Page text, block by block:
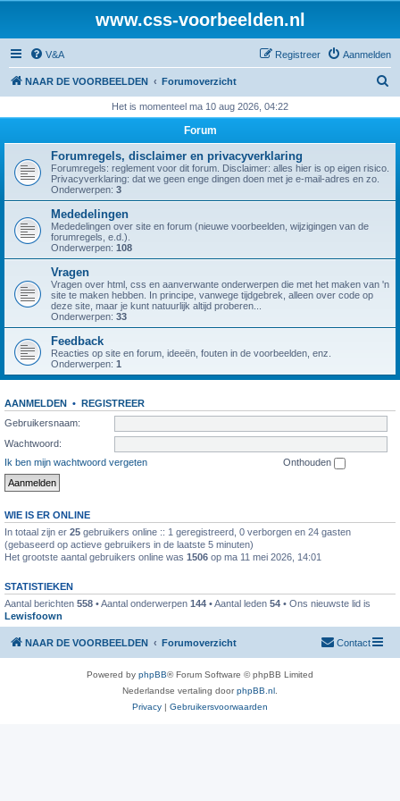
www.css-voorbeelden.nl
V&A Aanmelden
Registreer
NAAR DE VOORBEELDEN Forumoverzicht
k
Het is momenteel ma 10 aug 2026, 04:22
Forum
Forumregels, disclaimer en privacyverklaring
Forumregels: reglement voor dit forum. Disclaimer: alles hier is op eigen risico.
Privacyverklaring: dat we geen enge dingen doen met je e-mail-adres en zo.
Onderwerpen: 3
Mededelingen
Mededelingen over site en forum (nieuwe voorbeelden, wijzigingen van de
forumregels, e.d.).
Onderwerpen: 108
Vragen
Vragen over html, css en aanverwante onderwerpen die met het maken van 'n
site te maken hebben. In principe, vanwege tijdgebrek, alleen over code op
deze site, maar je kunt natuurlijk altijd proberen...
Onderwerpen: 33
Feedback
Reacties op site en forum, ideeën, fouten in de voorbeelden, enz.
Onderwerpen: 1
AANMELDEN • REGISTREER
Gebruikersnaam:
Wachtwoord:
Ik ben mijn wachtwoord vergeten
Onthouden
WIE IS ER ONLINE
In totaal zijn er 25 gebruikers online :: 1 geregistreerd, 0 verborgen en 24 gasten
(gebaseerd op actieve gebruikers in de laatste 5 minuten)
Het grootste aantal gebruikers online was 1506 op ma 11 mei 2026, 14:01
STATISTIEKEN
Aantal berichten 558 • Aantal onderwerpen 144 • Aantal leden 54 • Ons nieuwste lid is
Lewisfoown
NAAR DE VOORBEELDEN Forumoverzicht Contact
Powered by phpBB® Forum Software © phpBB Limited
Nederlandse vertaling doorphpBB.nl
Privacy | Gebruikersvoorwaarden